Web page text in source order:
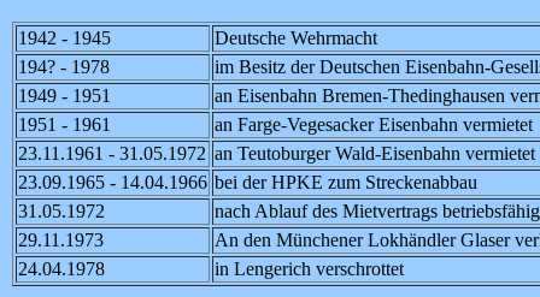
1942 - 1945
Deutsche Wehrmacht
194? - 1978
im Besitz der Deutschen Eisenbahn-
1949 - 1951
an Eisenbahn Bremen-Thedinghausen
1951 - 1961
an Farge-Vegesacker Eisenbahn vermietet
23.11.1961 - 31.05.1972 an Teutoburger Wald-Eisenbahn vermietet
23.09.1965 - 14.04.1966 bei der HPKE zum Streckenabbau
31.05.1972
nach Ablauf des Mietvertrags
29.11.1973
An den Münchener Lokhändler Glaser
24.04.1978
in Lengerich verschrottet